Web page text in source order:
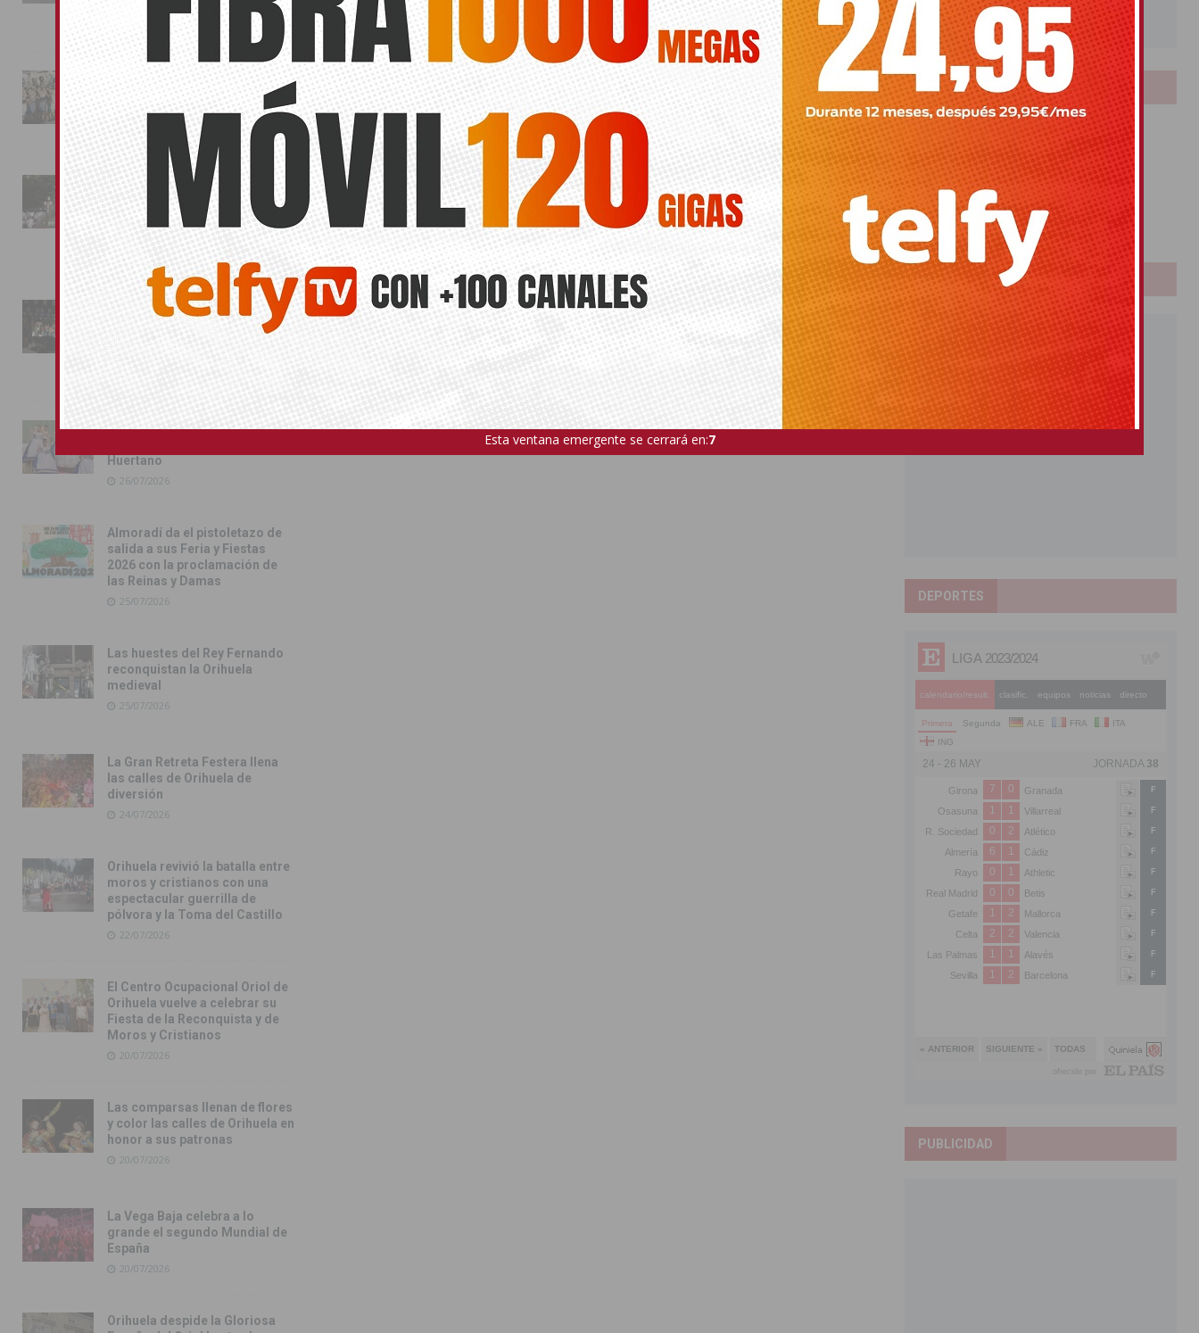
jornada festera
02/08/2026
La magia de la Entrada Mora
conquista las calles de
Almoradí
01/08/2026
La fiesta se adueña de
Almoradí con la presentación
de los cargos festeros y la
toma del castillo
31/07/2026
Pilar de la Horadada
conmemora con emoción el
40º aniversario de su
independencia como municipio
31/07/2026
Almoradí presume de raíces
Huertano
26/07/2026
Almoradí da el pistoletazo de
salida a sus Feria y Fiestas
2026 con la proclamación de
las Reinas y Damas
25/07/2026
Las huestes del Rey Fernando
reconquistan la Orihuela
medieval
25/07/2026
La Gran Retreta Festera llena
las calles de Orihuela de
diversión
24/07/2026
Orihuela revivió la batalla entre
moros y cristianos con una
espectacular guerrilla de
pólvora y la Toma del Castillo
22/07/2026
El Centro Ocupacional Oriol de
Orihuela vuelve a celebrar su
Fiesta de la Reconquista y de
Moros y Cristianos
20/07/2026
Las comparsas llenan de flores
y color las calles de Orihuela en
honor a sus patronas
20/07/2026
La Vega Baja celebra a lo
grande el segundo Mundial de
España
20/07/2026
Orihuela despide la Gloriosa
LOTERIAS
Bonoloto
Primitiva
El Gordo
Euromillones
Loteria
Once
PUBLICIDAD
DEPORTES
PUBLICIDAD
Esta ventana emergente se cerrará en:5